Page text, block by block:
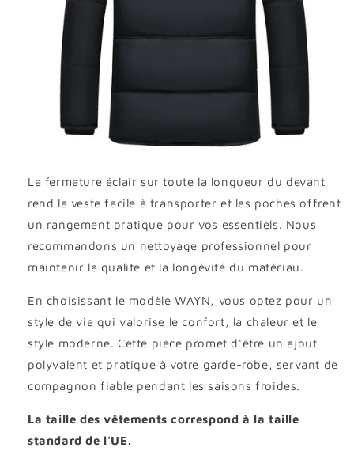
La fermeture éclair sur toute la longueur du devant
rend la veste facile à transporter et les poches offrent
un rangement pratique pour vos essentiels. Nous
recommandons un nettoyage professionnel pour
maintenir la qualité et la longévité du matériau.
En choisissant le modèle WAYN, vous optez pour un
style de vie qui valorise le confort, la chaleur et le
style moderne. Cette pièce promet d'être un ajout
polyvalent et pratique à votre garde-robe, servant de
compagnon fiable pendant les saisons froides.
La taille des vêtements correspond à la taille
standard de l'UE.